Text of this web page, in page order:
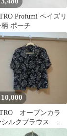
Profumi ペイズリ
柄 ポーチ
10,000
オープンカラ
シルクブラウス ボ
ニカル柄 black エ